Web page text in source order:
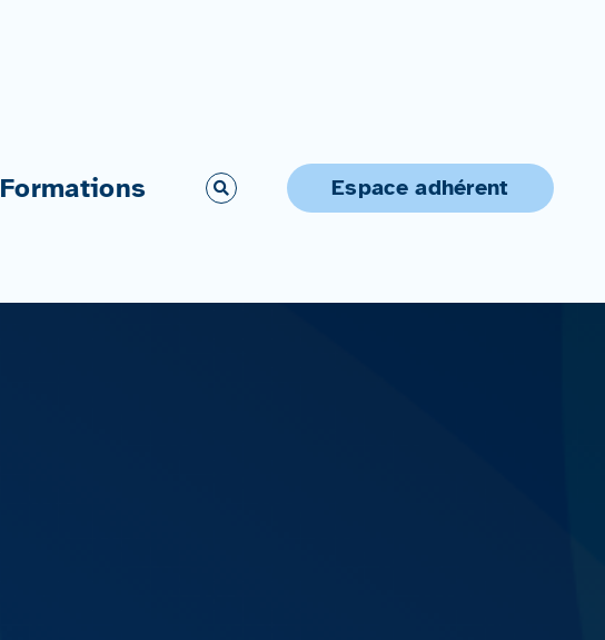
Formations Espace adhérent